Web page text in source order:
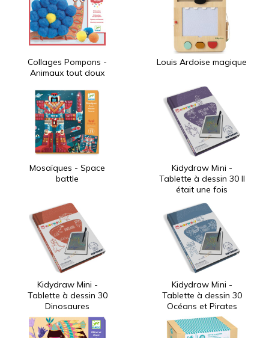
Collages Pompons -
Animaux tout doux
Louis Ardoise magique
Mosaïques - Space
battle
Kidydraw Mini -
Tablette à dessin 30 Il
était une fois
Kidydraw Mini -
Tablette à dessin 30
Dinosaures
Kidydraw Mini -
Tablette à dessin 30
Océans et Pirates